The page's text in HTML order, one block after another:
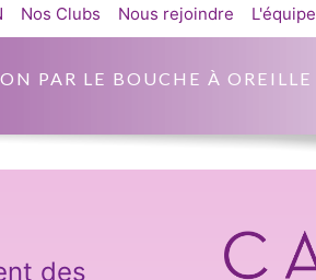
PAR LE BOUCHE À OREILLE
Nos Clubs Nous rejoindre L'équipe
des